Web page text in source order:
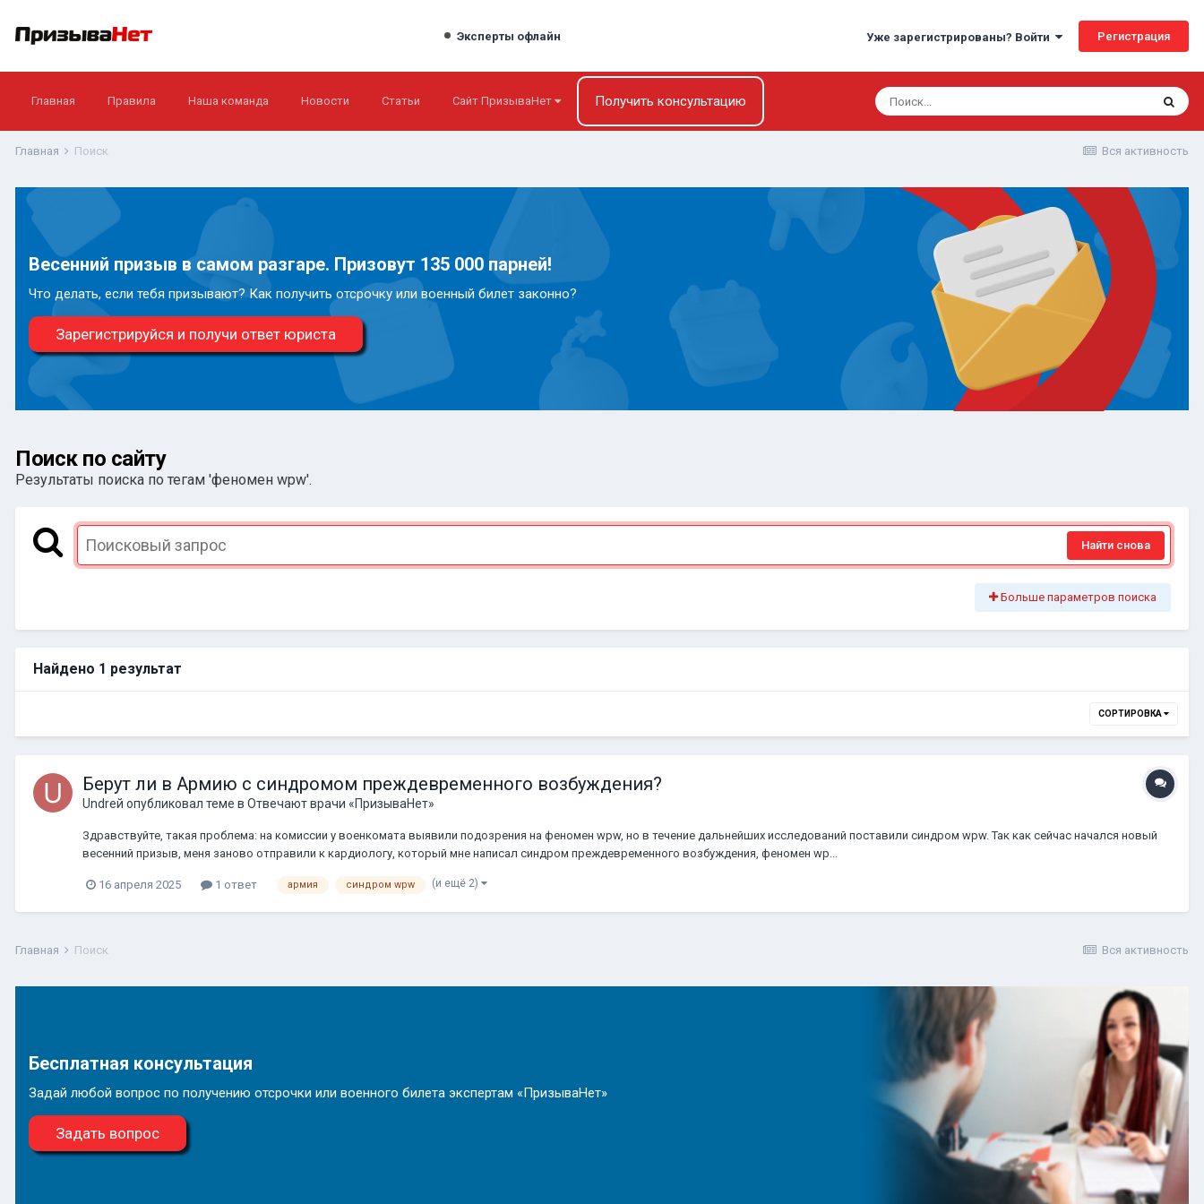
Эксперты офлайн Уже зарегистрированы? Войти Регистрация
Главная Правила Наша команда Новости Статьи Сайт ПризываНет Получить консультацию
Вся активность
Главная Поиск
Весенний призыв в самом разгаре. Призовут 135 000 парней!
Что делать, если тебя призывают? Как получить отсрочку или военный билет законно?
Зарегистрируйся и получи ответ юриста
Поиск по сайту
Результаты поиска по тегам 'феномен wpw'.
Найти снова
Больше параметров поиска
Найдено 1 результат
СОРТИРОВКА
Берут ли в Армию с синдромом преждевременного возбуждения?
Undreй опубликовал теме в Отвечают врачи «ПризываНет»
Здравствуйте, такая проблема: на комиссии у военкомата выявили подозрения на феномен wpw, но в течение дальнейших исследований поставили синдром wpw. Так как сейчас начался новый
весенний призыв, меня заново отправили к кардиологу, который мне написал синдром преждевременного возбуждения, феномен wp...
16 апреля 2025 1 ответ армия синдром wpw (и ещё 2)
Вся активность
Главная Поиск
Бесплатная консультация
Задай любой вопрос по получению отсрочки или военного билета экспертам «ПризываНет»
Задать вопрос